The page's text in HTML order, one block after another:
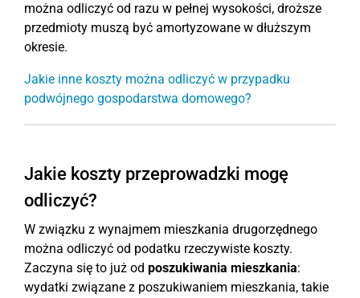
można odliczyć od razu w pełnej wysokości, droższe
przedmioty muszą być amortyzowane w dłuższym
okresie.
Jakie inne koszty można odliczyć w przypadku
podwójnego gospodarstwa domowego?
Jakie koszty przeprowadzki mogę
odliczyć?
W związku z wynajmem mieszkania drugorzędnego
można odliczyć od podatku rzeczywiste koszty.
Zaczyna się to już od poszukiwania mieszkania:
wydatki związane z poszukiwaniem mieszkania, takie